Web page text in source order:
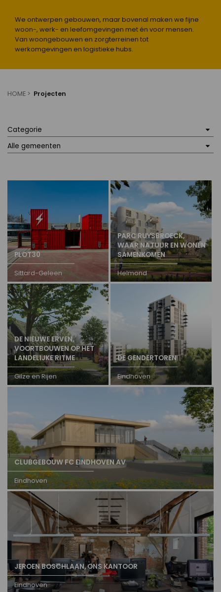
We ontwerpen gebouwen, maar bovenal maken we fijne
woon-, werk- en leefomgevingen met én voor mensen.
Van woongebouwen en zorgterreinen tot
werkomgevingen en logistieke hubs.
HOME Projecten
PLOT30
Sittard-Geleen
PARC RUYSBROECK,
WAAR NATUUR EN WONEN
SAMENKOMEN
Helmond
DE NIEUWE ERVEN,
VOORTBOUWEN OP HET
LANDELIJKE RITME
Gilze en Rijen
CLUBGEBOUW FC EINDHOVEN AV
Eindhoven
JEROEN BOSCHLAAN, ONS KANTOOR
Eindhoven
DE GENDERTOREN
Eindhoven